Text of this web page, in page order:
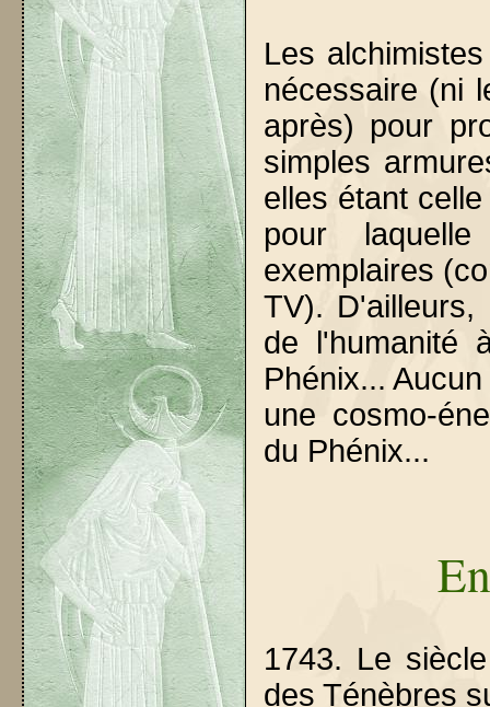
Les
nécessaire (ni
après) pour
simples
elles étant
pour
exemplaires
TV).
de l'humanité
Phénix...
une cosmo-
du Phénix...
1743. Le
des Ténèbres